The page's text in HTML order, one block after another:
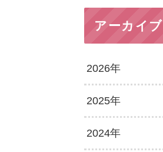
アーカイブ
2026年
2026年8月
2026年7月
2025年
2025年12月
2024年